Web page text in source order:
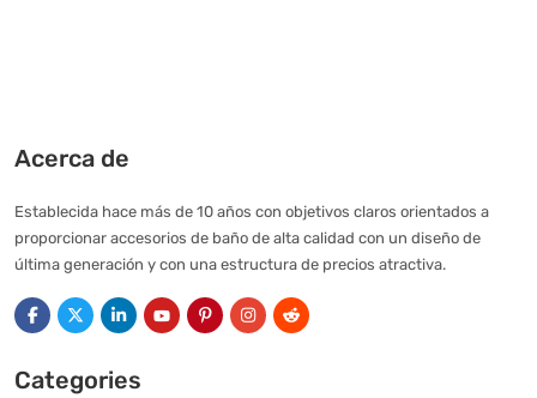
Acerca de
Establecida hace más de 10 años con objetivos claros orientados a
proporcionar accesorios de baño de alta calidad con un diseño de
última generación y con una estructura de precios atractiva.
Categories